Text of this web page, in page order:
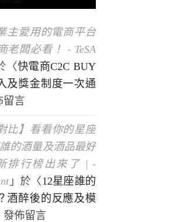
主愛用的電商平台
老闆必看！ - TeSA
〈快電商C2C BUY
及獎金制度一次通
留言
比】看看你的星座
的酒量及酒品最好
排行榜出來了 | -
」於〈 12星座誰的
酒醉後的反應及模
發佈留言